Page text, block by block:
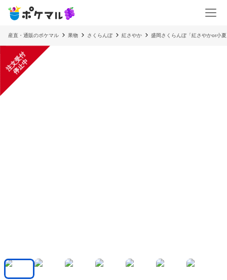
産直・通販のポケマル 果物 さくらんぼ 紅さやか 盛岡さくらんぼ「紅さやかor小
注
文
受
付
停
止
中